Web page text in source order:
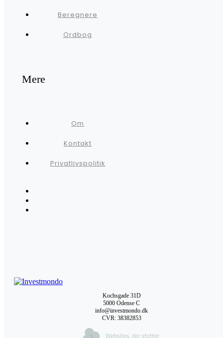
Beregnere
Ordbog
Mere
Om
Kontakt
Privatlivspolitik
Kochsgade 31D
5000 Odense C
info@investmondo.dk
CVR: 38382853